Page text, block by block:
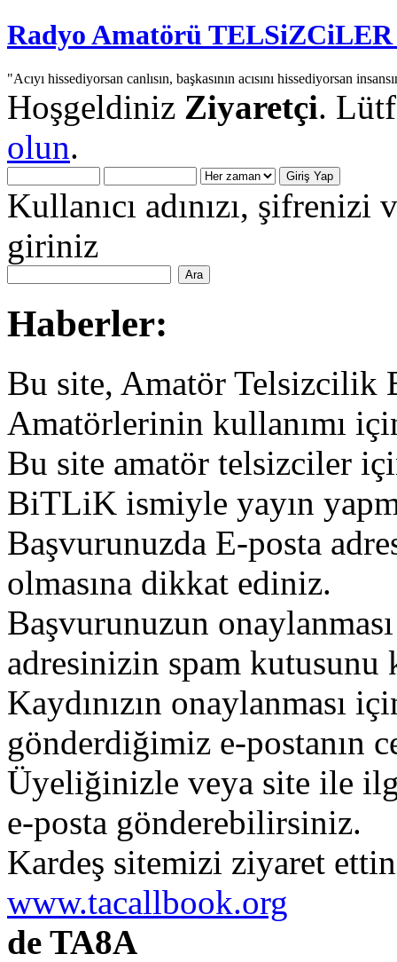
Radyo Amatörü
"Acıyı hissediyorsan canlısın, başkasının acısını hissediyorsan
Hoşgeldiniz Ziyaretçi.
olun.
Kullanıcı adınızı,
giriniz
Haberler:
Bu site, Amatör Telsizcilik
Amatörlerinin kullanımı
Bu site amatör telsizciler
BiTLiK ismiyle yayın
Başvurunuzda E-posta
olmasına dikkat ediniz.
Başvurunuzun
adresinizin spam
Kaydınızın onaylanması
gönderdiğimiz e-postanın
Üyeliğinizle veya site ile
e-posta gönderebilirsiniz.
Kardeş sitemizi ziyaret
www.tacallbook.org
de TA8A